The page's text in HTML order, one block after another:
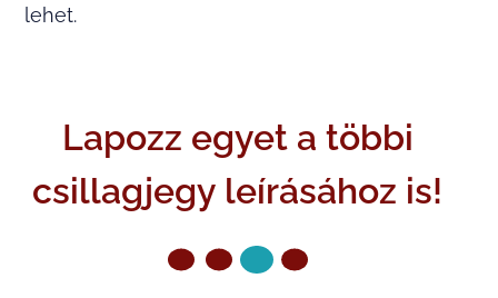
lehet.
Lapozz egyet a többi
csillagjegy leírásához is!